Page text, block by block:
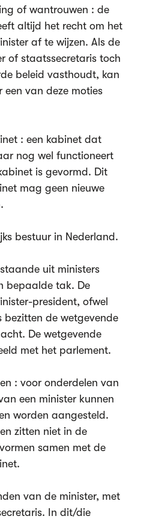
of wantrouwen : de
altijd het recht om het
af te wijzen. Als de
of staatssecretaris toch
beleid vasthoudt, kan
een van deze moties
: een kabinet dat
nog wel functioneert
is gevormd. Dit
mag geen nieuwe
bestuur in Nederland.
uit ministers
bepaalde tak. De
president, ofwel
bezitten de wetgevende
De wetgevende
met het parlement.
: voor onderdelen van
een minister kunnen
worden aangesteld.
zitten niet in de
samen met de
van de minister, met
In dit/die